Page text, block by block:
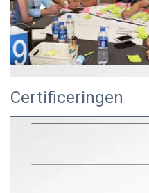
Certificeringen